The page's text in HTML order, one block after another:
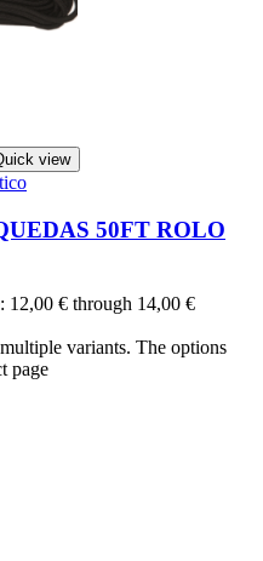
view
50FT ROLO
12,00 € through 14,00 €
variants. The options
page